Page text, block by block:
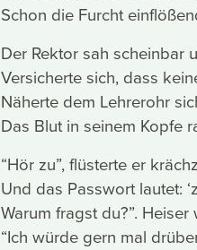
Schon die Furcht
Der Rektor sah scheinbar
Versicherte sich, dass
Näherte dem Lehrerohr
Das Blut in seinem Kopfe
“Hör zu”, flüsterte er
Und das Passwort lautet:
Warum fragst du?”.
“Ich würde gern mal